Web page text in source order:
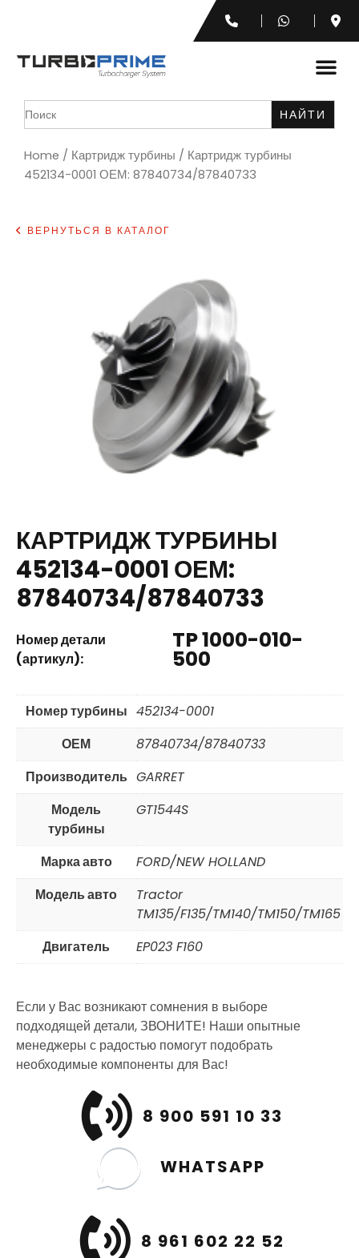
Search
for:
Home / Картридж турбины / Картридж турбины
452134-0001 ОЕМ: 87840734/87840733
ВЕРНУТЬСЯ В КАТАЛОГ
КАРТРИДЖ ТУРБИНЫ
452134-0001 ОЕМ:
87840734/87840733
Номер детали
(артикул):
TP 1000-010-
500
Номер турбины 452134-0001
ОЕМ
87840734/87840733
Производитель GARRET
Модель
турбины
GT1544S
Марка авто
FORD/NEW HOLLAND
Модель авто
Tractor
TM135/F135/TM140/TM150/TM165
Двигатель
EP023 F160
Если у Вас возникают сомнения в выборе
подходящей детали, ЗВОНИТЕ! Наши опытные
менеджеры с радостью помогут подобрать
необходимые компоненты для Вас!
8 900 591 10 33
WHATSAPP
8 961 602 22 52